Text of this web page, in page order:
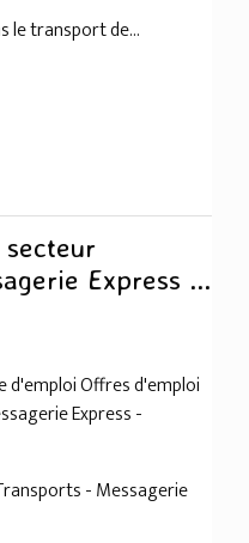
le transport de...
Express ...
d'emploi Offres d'emploi
Express -
- Messagerie